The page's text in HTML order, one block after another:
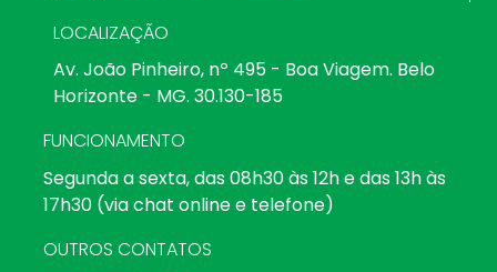
LOCALIZAÇÃO
Av. João Pinheiro, nº 495 - Boa Viagem. Belo
Horizonte - MG. 30.130-185
FUNCIONAMENTO
Segunda a sexta, das 08h30 às 12h e das 13h às
17h30 (via chat online e telefone)
OUTROS CONTATOS